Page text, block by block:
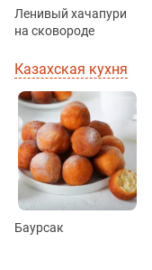
Ленивый хачапури
на сковороде
Казахская кухня
Баурсак